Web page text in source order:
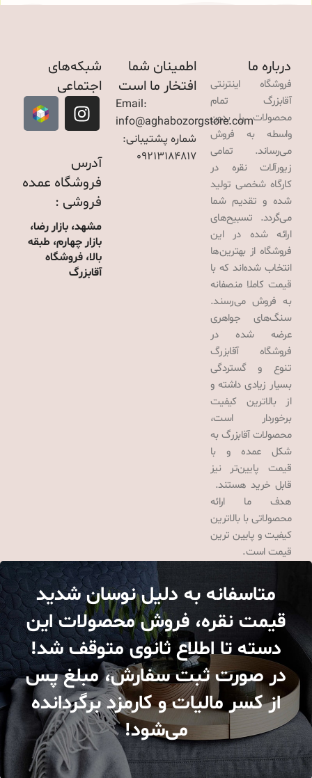
درباره ما
فروشگاه اینترنتی
آقابزرگ تمام
محصولات را بدون
واسطه به فروش
می‌رساند. تمامی
زیورآلات نقره در
کارگاه شخصی تولید
شده و تقدیم شما
می‌گردد. تسبیح‌های
ارائه شده در این
فروشگاه از بهترین‌ها
انتخاب شده‌اند که با
قیمت کاملا منصفانه
به فروش می‌رسند.
سنگ‌های جواهری
عرضه شده در
فروشگاه آقابزرگ
تنوع و گستردگی
بسیار زیادی داشته و
از بالاترین کیفیت
برخوردار است،
محصولات آقابزرگ به
شکل عمده و با
قیمت پایین‌تر نیز
قابل خرید هستند.
هدف ما ارائه
محصولاتی با بالاترین
کیفیت و پایین ترین
قیمت است.
اطمینان شما
افتخار ما است
Email:
info@aghabozorgstore.com
شماره پشتیبانی:
09213184817
شبکه‌های
اجتماعی
آدرس
فروشگاه عمده
فروشی :
مشهد، بازار رضا،
بازار چهارم، طبقه
بالا، فروشگاه
آقابزرگ
متاسفانه به دلیل نوسان شدید
قیمت نقره، فروش محصولات این
دسته تا اطلاع ثانوی متوقف شد!
در صورت ثبت سفارش، مبلغ پس
از کسر مالیات و کارمزد برگردانده
می‌شود!